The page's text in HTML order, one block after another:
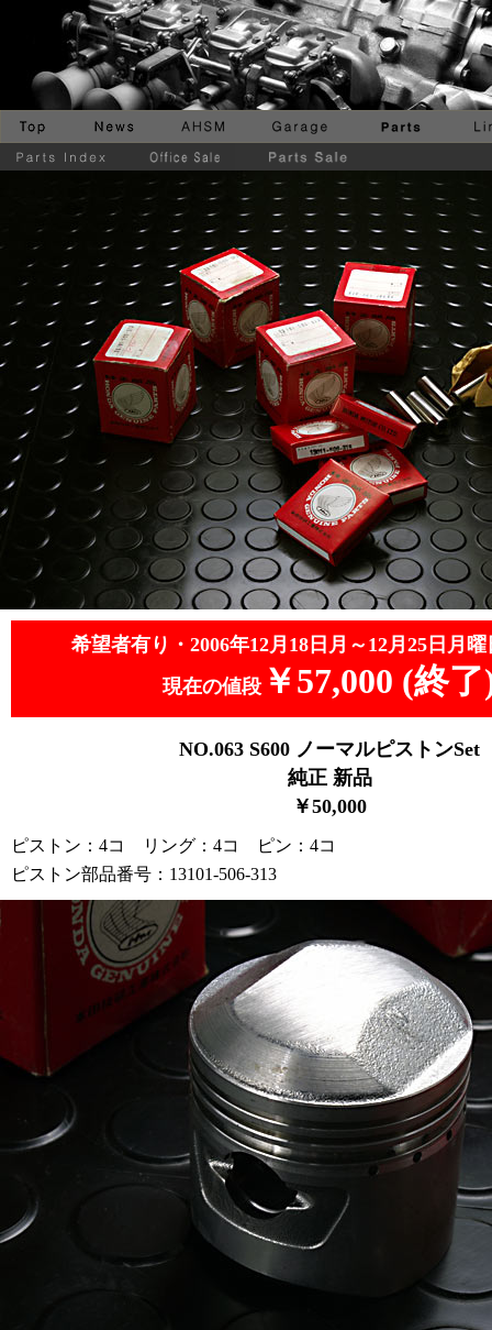
希望者有り・2006年12月18日月～12月25日月曜
現在の値段 ￥57,000 (終
NO.063 S600 ノーマルピストンSet
純正 新品
￥50,000
ピストン：4コ リング：4コ ピン：4コ
ピストン部品番号：13101-506-313